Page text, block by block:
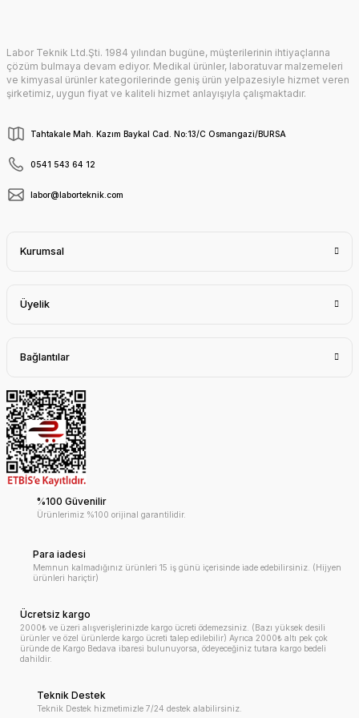
Gönder
Labor Teknik Ltd.Şti. 1984 yılından bugüne, müşterilerinin ihtiyaçlarına
çözüm bulmaya devam ediyor. Medikal ürünler, laboratuvar malzemeleri
ve kimyasal ürünler kategorilerinde geniş ürün yelpazesiyle hizmet veren
şirketimiz, uygun fiyat ve kaliteli hizmet anlayışıyla çalışmaktadır.
Tahtakale Mah. Kazım Baykal Cad. No:13/C Osmangazi/BURSA
0541 543 64 12
labor@laborteknik.com
Kurumsal
Üyelik
Bağlantılar
%100 Güvenilir
Ürünlerimiz %100 orijinal garantilidir.
Para iadesi
Memnun kalmadığınız ürünleri 15 iş günü içerisinde iade edebilirsiniz. (Hijyen
ürünleri hariçtir)
Ücretsiz kargo
2000₺ ve üzeri alışverişlerinizde kargo ücreti ödemezsiniz. (Bazı yüksek desili
ürünler ve özel ürünlerde kargo ücreti talep edilebilir) Ayrıca 2000₺ altı pek çok
üründe de Kargo Bedava ibaresi bulunuyorsa, ödeyeceğiniz tutara kargo bedeli
dahildir.
Teknik Destek
Teknik Destek hizmetimizle 7/24 destek alabilirsiniz.